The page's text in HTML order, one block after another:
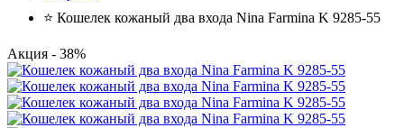
⭐ Кошелек кожаный два входа Nina Farmina K 9285-55
Акция - 38%